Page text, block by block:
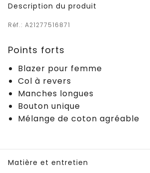
Description du produit
Réf.: A21277516871
Points forts
Blazer pour femme
Col à revers
Manches longues
Bouton unique
Mélange de coton agréable
Matière et entretien